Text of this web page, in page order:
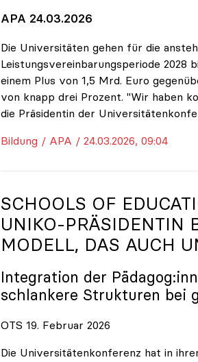
APA 24.03.2026
Die Universitäten gehen für die
Leistungsvereinbarungsperiode 2028
einem Plus von 1,5 Mrd. Euro
von knapp drei Prozent. "Wir haben
die Präsidentin der
Bildung / APA / 24.03.2026, 09:04
SCHOOLS OF
UNIKO-PRÄSIDENTIN
MODELL, DAS AUCH
Integration der
schlankere Strukturen bei
OTS 19. Februar 2026
Die Universitätenkonferenz hat in